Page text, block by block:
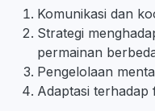
Komunikasi dan
Strategi
permainan
Pengelolaan
Adaptasi